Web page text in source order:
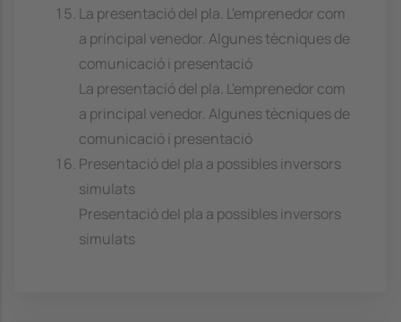
La presentació del pla. L'emprenedor com
a principal venedor. Algunes tècniques de
comunicació i presentació
La presentació del pla. L'emprenedor com
a principal venedor. Algunes tècniques de
comunicació i presentació
Presentació del pla a possibles inversors
simulats
Presentació del pla a possibles inversors
simulats